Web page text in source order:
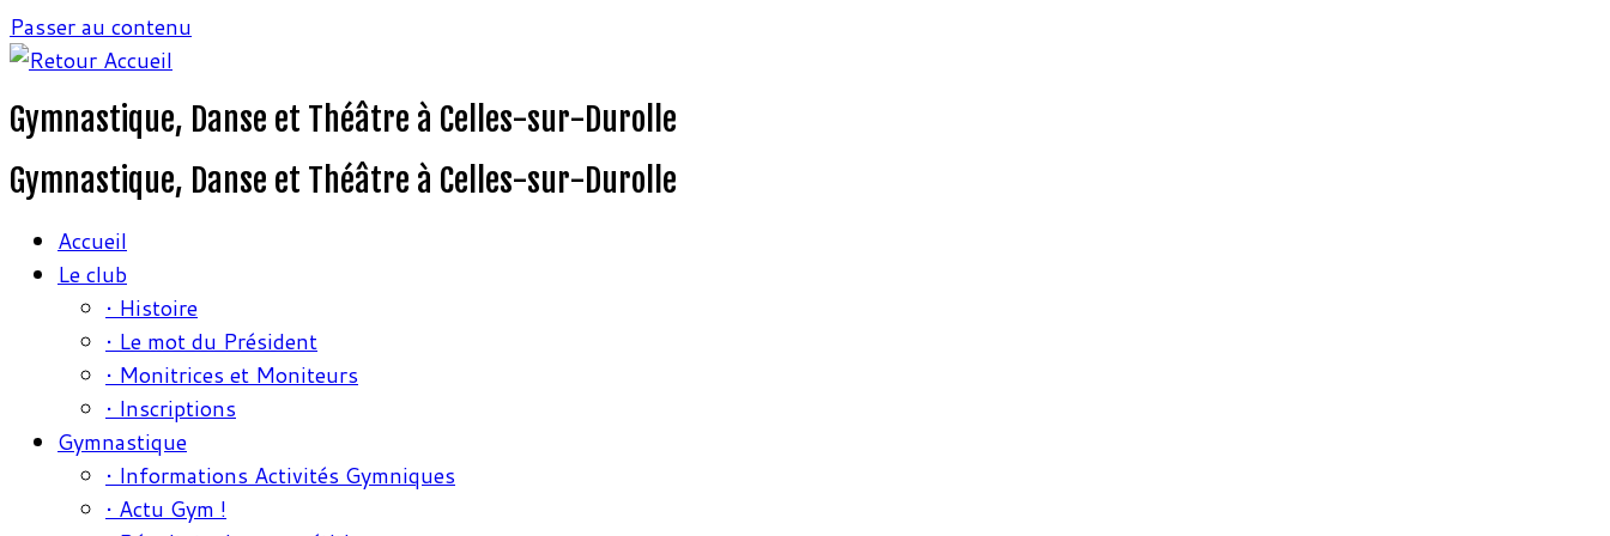
Passer au contenu
Gymnastique, Danse et Théâtre à Celles-sur-Durolle
Gymnastique, Danse et Théâtre à Celles-sur-Durolle
Accueil
Le club
• Histoire
• Le mot du Président
• Monitrices et Moniteurs
• Inscriptions
Gymnastique
• Informations Activités Gymniques
• Actu Gym !